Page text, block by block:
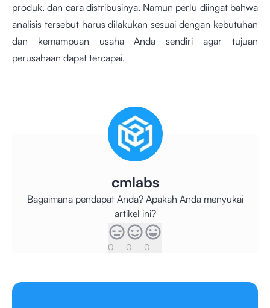
produk, dan cara distribusinya. Namun perlu diingat bahwa
analisis tersebut harus dilakukan sesuai dengan kebutuhan
dan kemampuan usaha Anda sendiri agar tujuan
perusahaan dapat tercapai.
cmlabs
Bagaimana pendapat Anda? Apakah Anda menyukai
artikel ini?
0 0 0